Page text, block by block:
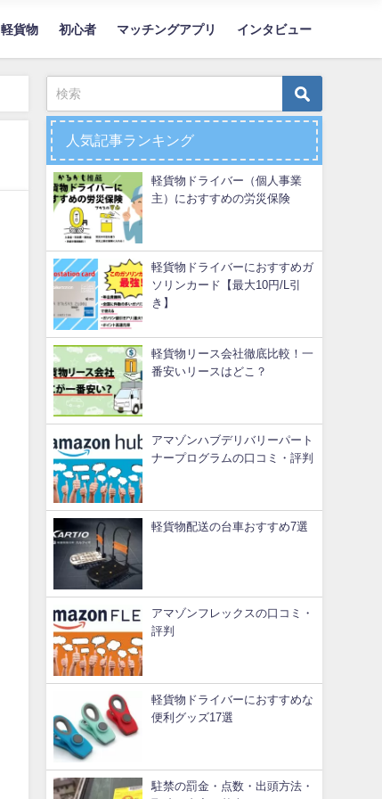
軽貨物 初心者 マッチングアプリ インタビュー
人気記事ランキング
軽貨物ドライバー（個人事業
主）におすすめの労災保険
軽貨物ドライバーにおすすめガ
ソリンカード【最大10円/L引
き】
軽貨物リース会社徹底比較！一
番安いリースはどこ？
アマゾンハブデリバリーパート
ナープログラムの口コミ・評判
軽貨物配送の台車おすすめ7選
アマゾンフレックスの口コミ・
評判
軽貨物ドライバーにおすすめな
便利グッズ17選
駐禁の罰金・点数・出頭方法・